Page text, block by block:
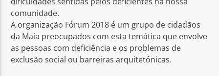
Rádio No ar
comunidade.
A organização Fórum 2018 é um grupo de cidadãos
da Maia preocupados com esta temática que envolve
as pessoas com deficiência e os problemas de
exclusão social ou barreiras arquitetónicas.